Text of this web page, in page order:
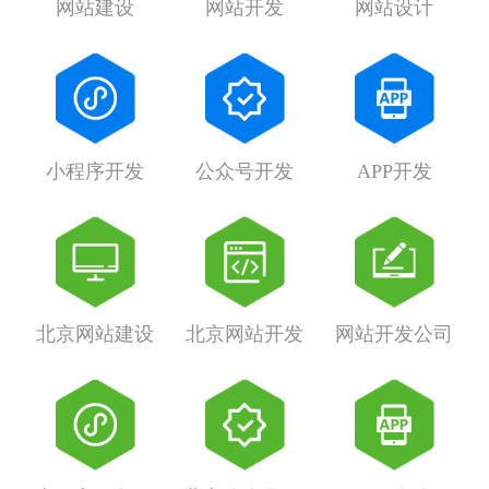
网站建设 网站开发 网站设计
小程序开发 公众号开发 APP开发
北京网站建设 北京网站开发 网站开发公司